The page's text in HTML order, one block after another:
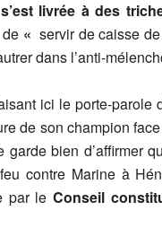
livrée à des
de « servir de caisse
dans l’anti-
ici le porte-
de son champion
bien d’affirmer
contre Marine à
par leConseil